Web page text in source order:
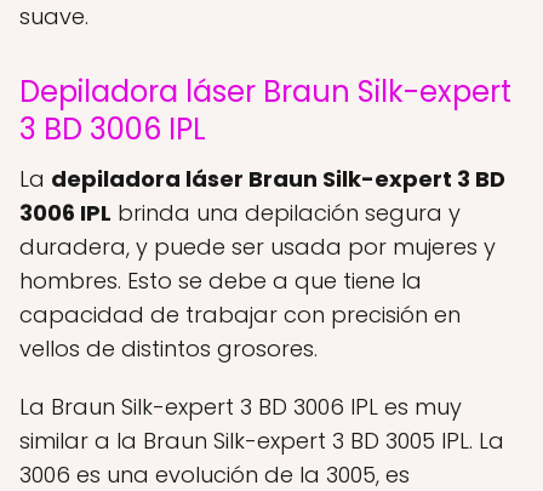
suave.
Depiladora láser Braun Silk-expert
3 BD 3006 IPL
La depiladora láser Braun Silk-expert 3 BD
3006 IPL brinda una depilación segura y
duradera, y puede ser usada por mujeres y
hombres. Esto se debe a que tiene la
capacidad de trabajar con precisión en
vellos de distintos grosores.
La Braun Silk-expert 3 BD 3006 IPL es muy
similar a la Braun Silk-expert 3 BD 3005 IPL. La
3006 es una evolución de la 3005, es